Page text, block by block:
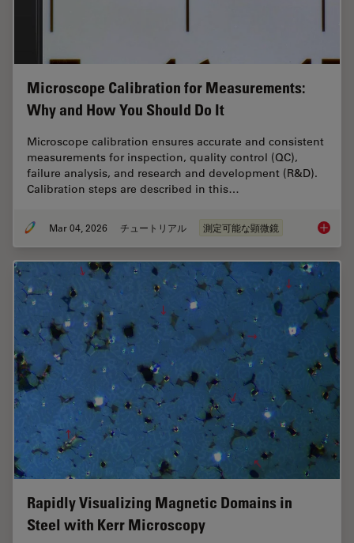
Microscope Calibration for Measurements:
Why and How You Should Do It
Microscope calibration ensures accurate and consistent
measurements for inspection, quality control (QC),
failure analysis, and research and development (R&D).
Calibration steps are described in this…
Mar 04, 2026 チュートリアル 測定可能な顕微鏡
Rapidly Visualizing Magnetic Domains in
Steel with Kerr Microscopy